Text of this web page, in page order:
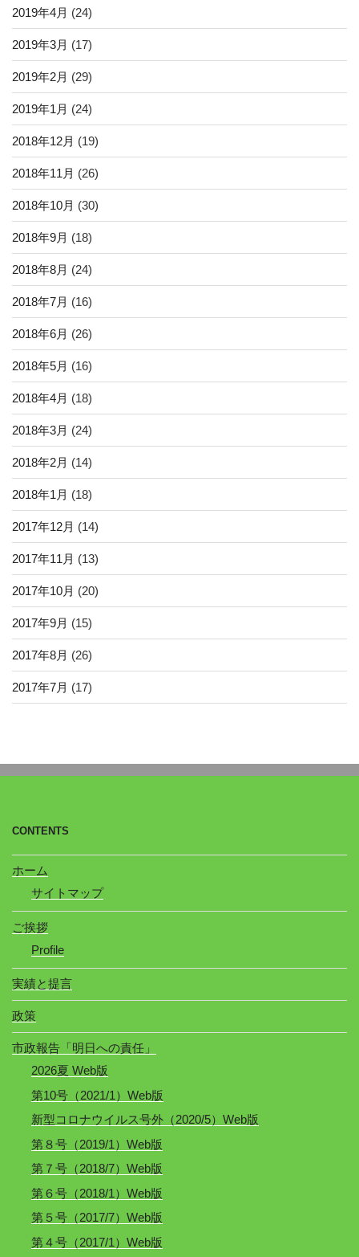
2019年4月 (24)
2019年3月 (17)
2019年2月 (29)
2019年1月 (24)
2018年12月 (19)
2018年11月 (26)
2018年10月 (30)
2018年9月 (18)
2018年8月 (24)
2018年7月 (16)
2018年6月 (26)
2018年5月 (16)
2018年4月 (18)
2018年3月 (24)
2018年2月 (14)
2018年1月 (18)
2017年12月 (14)
2017年11月 (13)
2017年10月 (20)
2017年9月 (15)
2017年8月 (26)
2017年7月 (17)
CONTENTS
ホーム
サイトマップ
ご挨拶
Profile
実績と提言
政策
市政報告「明日への責任」
2026夏 Web版
第10号（2021/1）Web版
新型コロナウイルス号外（2020/5）Web版
第８号（2019/1）Web版
第７号（2018/7）Web版
第６号（2018/1）Web版
第５号（2017/7）Web版
第４号（2017/1）Web版